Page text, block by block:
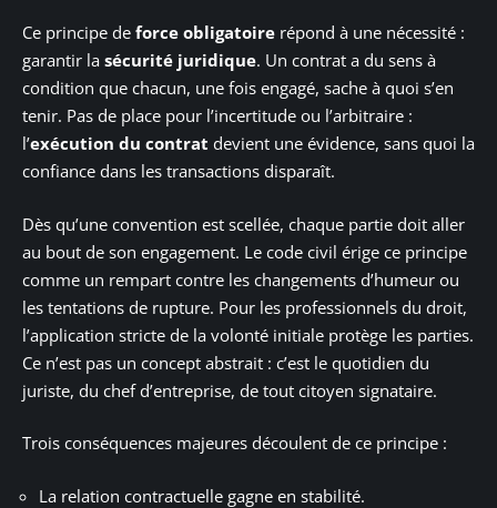
Ce principe de force obligatoire répond à une nécessité :
garantir la sécurité juridique. Un contrat a du sens à
condition que chacun, une fois engagé, sache à quoi s’en
tenir. Pas de place pour l’incertitude ou l’arbitraire :
l’exécution du contrat devient une évidence, sans quoi la
confiance dans les transactions disparaît.
Dès qu’une convention est scellée, chaque partie doit aller
au bout de son engagement. Le code civil érige ce principe
comme un rempart contre les changements d’humeur ou
les tentations de rupture. Pour les professionnels du droit,
l’application stricte de la volonté initiale protège les parties.
Ce n’est pas un concept abstrait : c’est le quotidien du
juriste, du chef d’entreprise, de tout citoyen signataire.
Trois conséquences majeures découlent de ce principe :
La relation contractuelle gagne en stabilité.